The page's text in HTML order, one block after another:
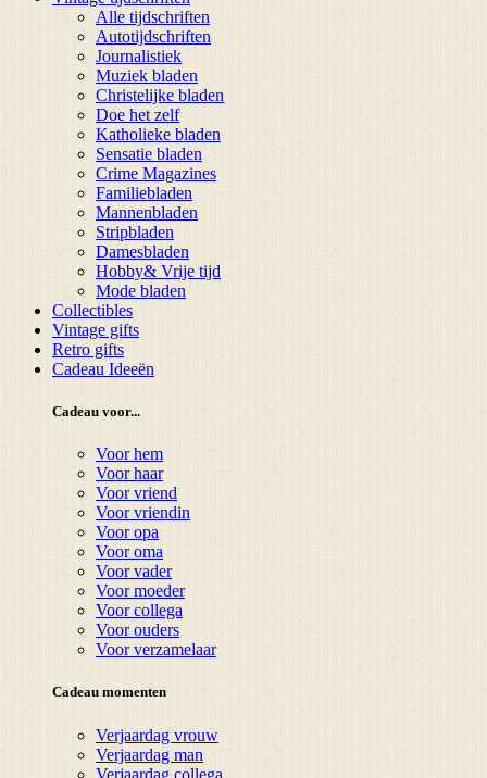
Alle tijdschriften
Autotijdschriften
Journalistiek
Muziek bladen
Christelijke bladen
Doe het zelf
Katholieke bladen
Sensatie bladen
Crime Magazines
Familiebladen
Mannenbladen
Stripbladen
Damesbladen
Hobby& Vrije tijd
Mode bladen
Collectibles
Vintage gifts
Retro gifts
Cadeau Ideeën
Cadeau voor...
Voor hem
Voor haar
Voor vriend
Voor vriendin
Voor opa
Voor oma
Voor vader
Voor moeder
Voor collega
Voor ouders
Voor verzamelaar
Cadeau momenten
Verjaardag vrouw
Verjaardag man
Verjaardag collega